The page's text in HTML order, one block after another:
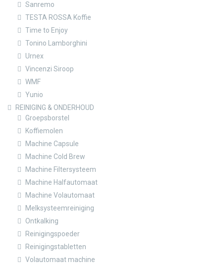
Sanremo
TESTA ROSSA Koffie
Time to Enjoy
Tonino Lamborghini
Urnex
Vincenzi Siroop
WMF
Yunio
REINIGING & ONDERHOUD
Groepsborstel
Koffiemolen
Machine Capsule
Machine Cold Brew
Machine Filtersysteem
Machine Halfautomaat
Machine Volautomaat
Melksysteemreiniging
Ontkalking
Reinigingspoeder
Reinigingstabletten
Volautomaat machine